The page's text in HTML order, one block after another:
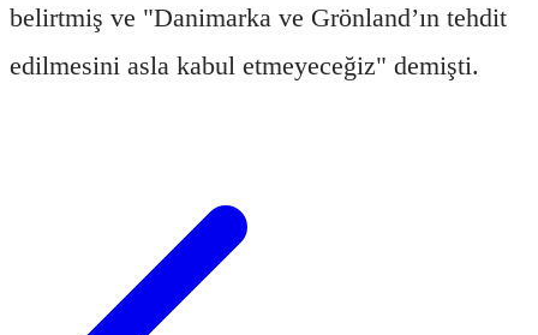
belirtmiş ve "Danimarka ve Grönland’ın tehdit
edilmesini asla kabul etmeyeceğiz" demişti.